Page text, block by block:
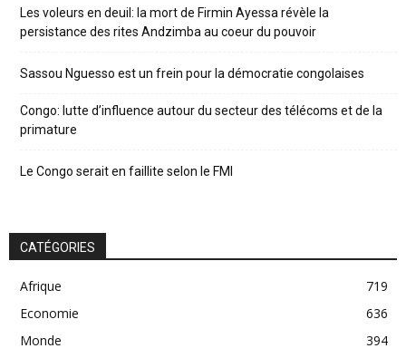
Les voleurs en deuil: la mort de Firmin Ayessa révèle la
persistance des rites Andzimba au coeur du pouvoir
Sassou Nguesso est un frein pour la démocratie congolaises
Congo: lutte d’influence autour du secteur des télécoms et de la
primature
Le Congo serait en faillite selon le FMI
CATÉGORIES
Afrique
719
Economie
636
Monde
394